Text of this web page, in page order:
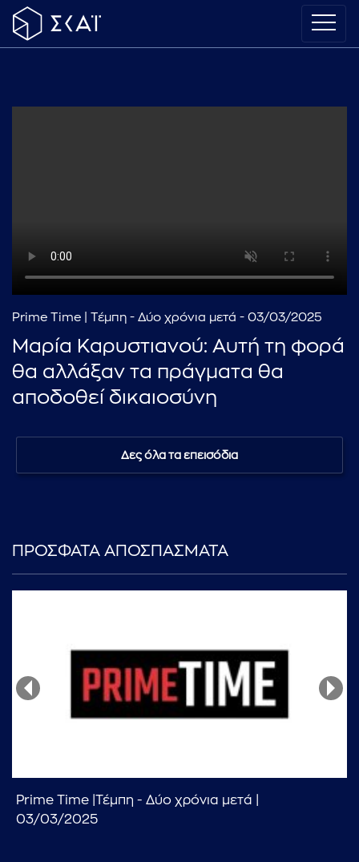
Prime Time | Τέμπη - Δύο χρόνια μετά - 03/03/2025
Μαρία Καρυστιανού: Αυτή τη φορά
θα αλλάξαν τα πράγματα θα
αποδοθεί δικαιοσύνη
Δες όλα τα επεισόδια
ΠΡΟΣΦΑΤΑ ΑΠΟΣΠΑΣΜΑΤΑ
Prime Time |Τέμπη - Δύο χρόνια μετά |
03/03/2025